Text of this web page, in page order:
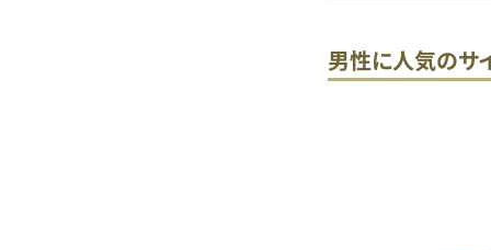
男性に人気のサ